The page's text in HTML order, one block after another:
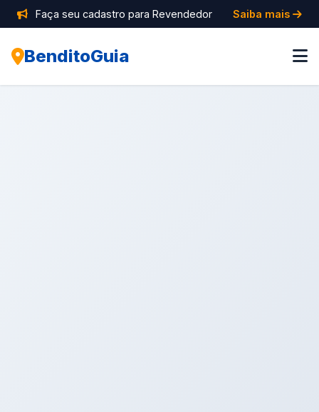
Faça seu cadastro para Revendedor Saiba mais
BenditoGuia